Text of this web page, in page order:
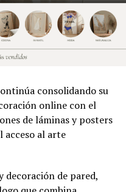
consolidando su
online con el
de láminas y posters
acceso al arte
decoración de pared,